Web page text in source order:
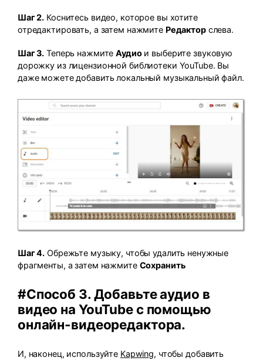
Шаг 2. Коснитесь видео, которое вы хотите
отредактировать, а затем нажмите Редакторслева.
Шаг 3. Теперь нажмитеАудиои выберите звуковую
дорожку из лицензионной библиотеки YouTube. Вы
даже можете добавить локальный музыкальный файл.
Шаг 4. Обрежьте музыку, чтобы удалить ненужные
фрагменты, а затем нажмите Сохранить
#Способ 3. Добавьте аудио в
видео на YouTube с помощью
онлайн-видеоредактора.
И, наконец, используйте Kapwing, чтобы добавить